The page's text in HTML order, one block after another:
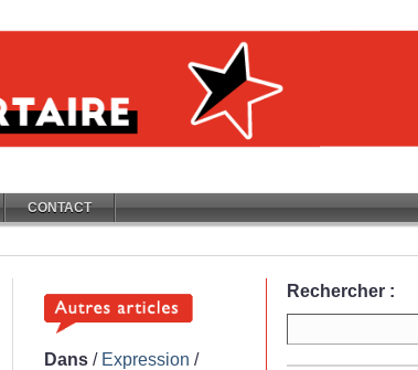
CONTACT
Dans / Expression /
Rechercher :